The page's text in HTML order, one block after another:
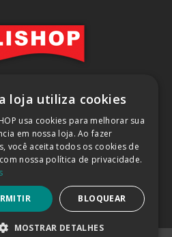
LTDA, inscrita no CNPJ/MF sob o nº
com sede na Rua Kanebo, nº 175,
SP, CEP: 13213-090
SEGURA (SAIBA MAIS)
NOSSO APP
loja utiliza cookies
usa cookies para melhorar sua
em nossa loja. Ao fazer
você aceita todos os cookies de
nossa política de privacidade.
BLOQUEAR
MOSTRAR DETALHES